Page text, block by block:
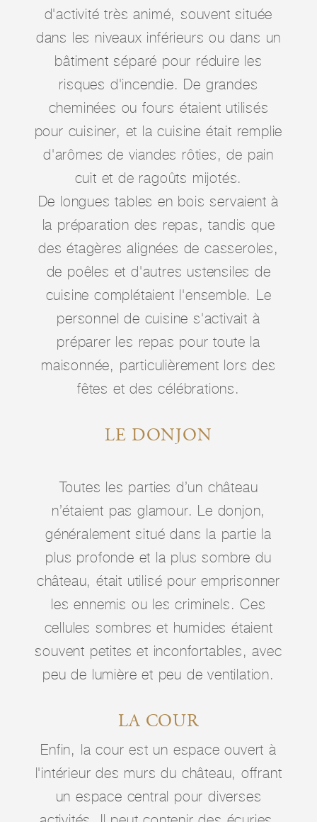
d'activité très animé, souvent située
dans les niveaux inférieurs ou dans un
bâtiment séparé pour réduire les
risques d'incendie. De grandes
cheminées ou fours étaient utilisés
pour cuisiner, et la cuisine était remplie
d'arômes de viandes rôties, de pain
cuit et de ragoûts mijotés.
De longues tables en bois servaient à
la préparation des repas, tandis que
des étagères alignées de casseroles,
de poêles et d'autres ustensiles de
cuisine complétaient l'ensemble. Le
personnel de cuisine s'activait à
préparer les repas pour toute la
maisonnée, particulièrement lors des
fêtes et des célébrations.
LE DONJON
Toutes les parties d’un château
n’étaient pas glamour. Le donjon,
généralement situé dans la partie la
plus profonde et la plus sombre du
château, était utilisé pour emprisonner
les ennemis ou les criminels. Ces
cellules sombres et humides étaient
souvent petites et inconfortables, avec
peu de lumière et peu de ventilation.
LA COUR
Enfin, la cour est un espace ouvert à
l'intérieur des murs du château, offrant
un espace central pour diverses